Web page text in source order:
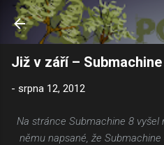
Přeskočit na
Již v září – Submachine
- srpna 12, 2012
Na stránce Submachine 8 vyšel
němu napsané, že